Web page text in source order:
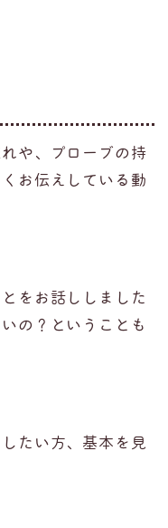
や、プローブの持
お伝えしている動
をお話ししました
の？ということも
たい方、基本を見